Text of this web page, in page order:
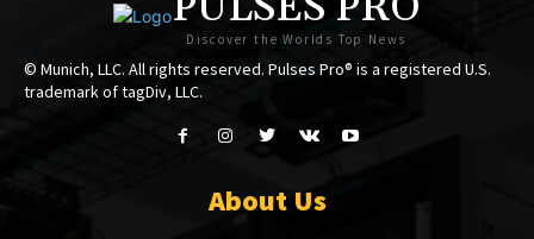
Discover the Worlds Top News
© Munich, LLC. All rights reserved. Pulses Pro® is a registered U.S.
trademark of tagDiv, LLC.
About Us